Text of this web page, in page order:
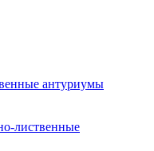
антуриумы
лиственные